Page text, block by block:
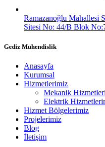
Ramazanoğlu Mahallesi
Sitesi No: 44/B Blok
Gediz Mühendislik
Anasayfa
Kurumsal
Hizmetlerimiz
Mekanik
Elektrik
Hizmet Bölgelerimiz
Projelerimiz
Blog
İletişim